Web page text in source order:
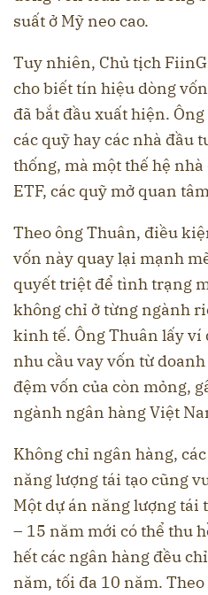
suất ở Mỹ neo cao.
Tuy nhiên, Chủ tịch
cho biết tín hiệu dòng
đã bắt đầu xuất hiện.
các quỹ hay các nhà đầu
thống, mà một thế hệ
ETF, các quỹ mở quan
Theo ông Thuân, điều
vốn này quay lại mạnh
quyết triệt để tình trạng
không chỉ ở từng ngành
kinh tế. Ông Thuân lấy ví
nhu cầu vay vốn từ
đệm vốn của còn mỏng,
ngành ngân hàng Việt
Không chỉ ngân hàng,
năng lượng tái tạo cũng
Một dự án năng lượng tái
– 15 năm mới có thể thu
hết các ngân hàng đều
năm, tối đa 10 năm.